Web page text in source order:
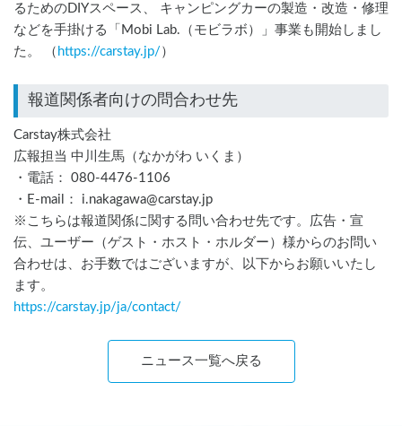
るためのDIYスペース、 キャンピングカーの製造・改造・修理
などを手掛ける「Mobi Lab.（モビラボ）」事業も開始しまし
た。 （ https://carstay.jp/ ）
報道関係者向けの問合わせ先
Carstay株式会社
広報担当 中川生馬（なかがわ いくま）
・電話： 080-4476-1106
・E-mail： i.nakagawa@carstay.jp
※こちらは報道関係に関する問い合わせ先です。広告・宣
伝、ユーザー（ゲスト・ホスト・ホルダー）様からのお問い
合わせは、お手数ではございますが、以下からお願いいたし
ます。
https://carstay.jp/ja/contact/
ニュース一覧へ戻る